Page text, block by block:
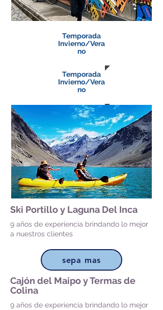
Temporada
Invierno/Vera
no
Temporada
Invierno/Vera
no
Ski Portillo y Laguna Del Inca
9 años de experiencia brindando lo mejor
a nuestros clientes
sepa mas
Cajón del Maipo y Termas de
Colina
9 años de experiencia brindando lo mejor